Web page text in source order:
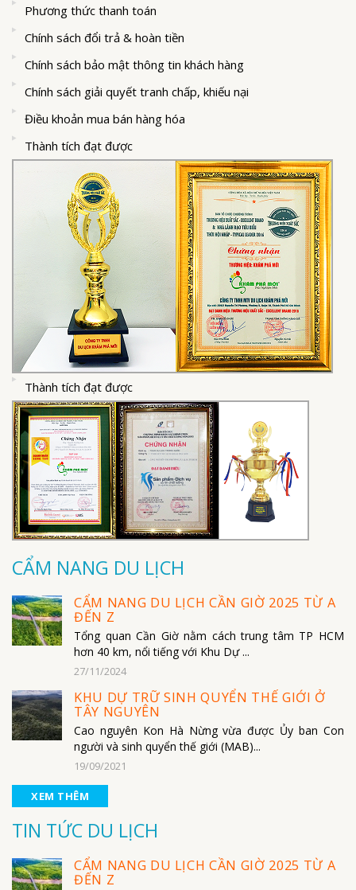
Phương thức thanh toán
Chính sách đổi trả & hoàn tiền
Chính sách bảo mật thông tin khách hàng
Chính sách giải quyết tranh chấp, khiếu nại
Điều khoản mua bán hàng hóa
Thành tích đạt được
Thành tích đạt được
CẨM NANG DU LỊCH
CẨM NANG DU LỊCH CẦN GIỜ 2025 TỪ A
ĐẾN Z
Tổng quan Cần Giờ nằm cách trung tâm TP HCM
hơn 40 km, nổi tiếng với Khu Dự ...
27/11/2024
KHU DỰ TRỮ SINH QUYỂN THẾ GIỚI Ở
TÂY NGUYÊN
Cao nguyên Kon Hà Nừng vừa được Ủy ban Con
người và sinh quyển thế giới (MAB)...
19/09/2021
XEM THÊM
TIN TỨC DU LỊCH
CẨM NANG DU LỊCH CẦN GIỜ 2025 TỪ A
ĐẾN Z